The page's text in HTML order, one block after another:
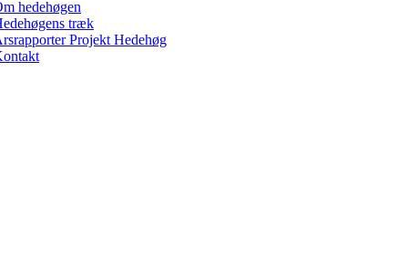
hedehøgen
træk
Projekt Hedehøg